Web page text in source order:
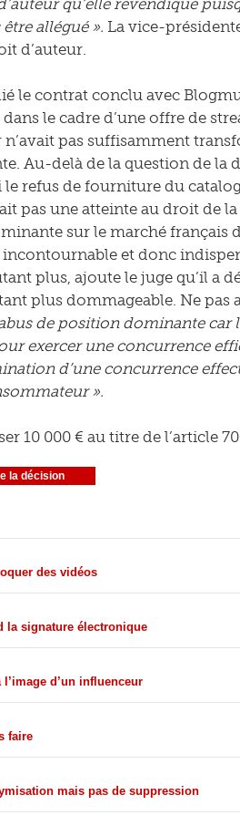
qu’elle revendique
allégué ». La vice-
d’auteur.
le contrat conclu avec
le cadre d’une offre de
pas suffisamment
Au-delà de la question de
refus de fourniture du
pas une atteinte au droit de
sur le marché français
et donc
plus, ajoute le juge qu’il a
plus dommageable. Ne
de position dominante
exercer une concurrence
d’une concurrence
».
10 000 € au titre de l’article
la décision
des vidéos
la signature électronique
d’un influenceur
faire
mais pas de suppression